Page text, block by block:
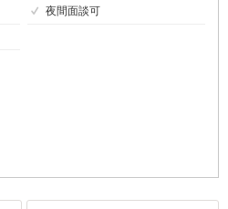
夜間面談可